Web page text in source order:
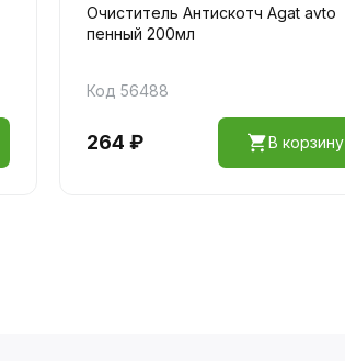
Очиститель Антискотч Agat avto
пенный 200мл
Код 56488
264 ₽ В корзину